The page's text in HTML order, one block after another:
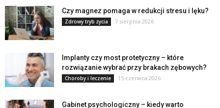
Czy magnez pomaga w redukcji stresu i lęku?
Zdrowy tryb życia 7 sierpnia 2026
Implanty czy most protetyczny – które
rozwiązanie wybrać przy brakach zębowych?
Choroby i leczenie 15 czerwca 2026
Gabinet psychologiczny – kiedy warto